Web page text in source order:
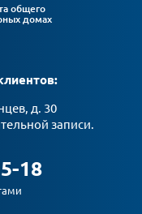
общего
домах
д. 30
записи.
18